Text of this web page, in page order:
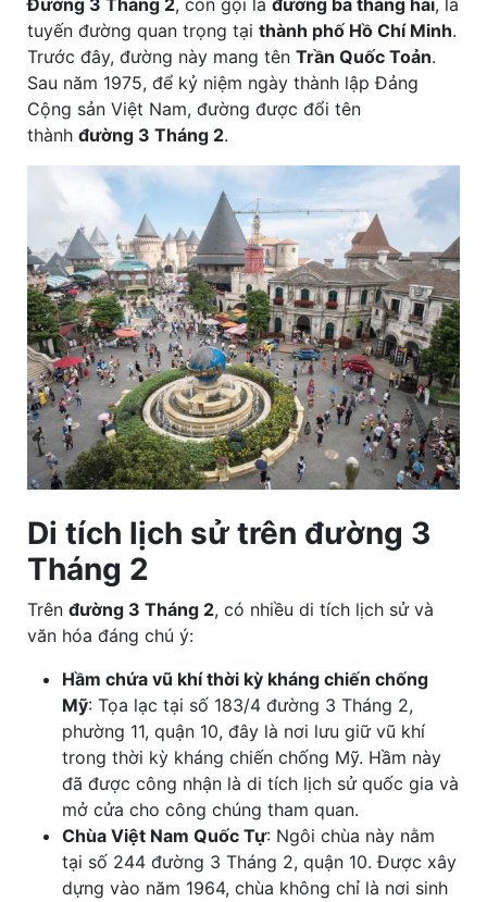
tuyến đường quan trọng tại thành phố Hồ Chí Minh.
Trước đây, đường này mang tên Trần Quốc Toản.
Sau năm 1975, để kỷ niệm ngày thành lập Đảng
Cộng sản Việt Nam, đường được đổi tên
thành đường 3 Tháng 2.
Di tích lịch sử trên đường 3
Tháng 2
Trên đường 3 Tháng 2, có nhiều di tích lịch sử và
văn hóa đáng chú ý:
Hầm chứa vũ khí thời kỳ kháng chiến chống
Mỹ: Tọa lạc tại số 183/4 đường 3 Tháng 2,
phường 11, quận 10, đây là nơi lưu giữ vũ khí
trong thời kỳ kháng chiến chống Mỹ. Hầm này
đã được công nhận là di tích lịch sử quốc gia và
mở cửa cho công chúng tham quan.
Chùa Việt Nam Quốc Tự: Ngôi chùa này nằm
tại số 244 đường 3 Tháng 2, quận 10. Được xây
dựng vào năm 1964, chùa không chỉ là nơi sinh